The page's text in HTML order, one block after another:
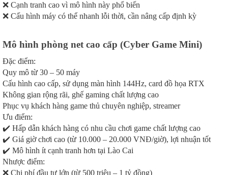
❌ Cạnh tranh cao vì mô hình này phổ biến
❌ Cấu hình máy có thể nhanh lỗi thời, cần nâng cấp định kỳ
Mô hình phòng net cao cấp (Cyber Game Mini)
Đặc điểm:
Quy mô từ 30 – 50 máy
Cấu hình cao cấp, sử dụng màn hình 144Hz, card đồ họa RTX
Không gian rộng rãi, ghế gaming chất lượng cao
Phục vụ khách hàng game thủ chuyên nghiệp, streamer
Ưu điểm:
✔️ Hấp dẫn khách hàng có nhu cầu chơi game chất lượng cao
✔️ Giá giờ chơi cao (từ 10.000 – 20.000 VNĐ/giờ), lợi nhuận tốt
✔️ Mô hình ít cạnh tranh hơn tại Lào Cai
Nhược điểm:
❌ Chi phí đầu tư lớn (từ 500 triệu – 1 tỷ đồng)